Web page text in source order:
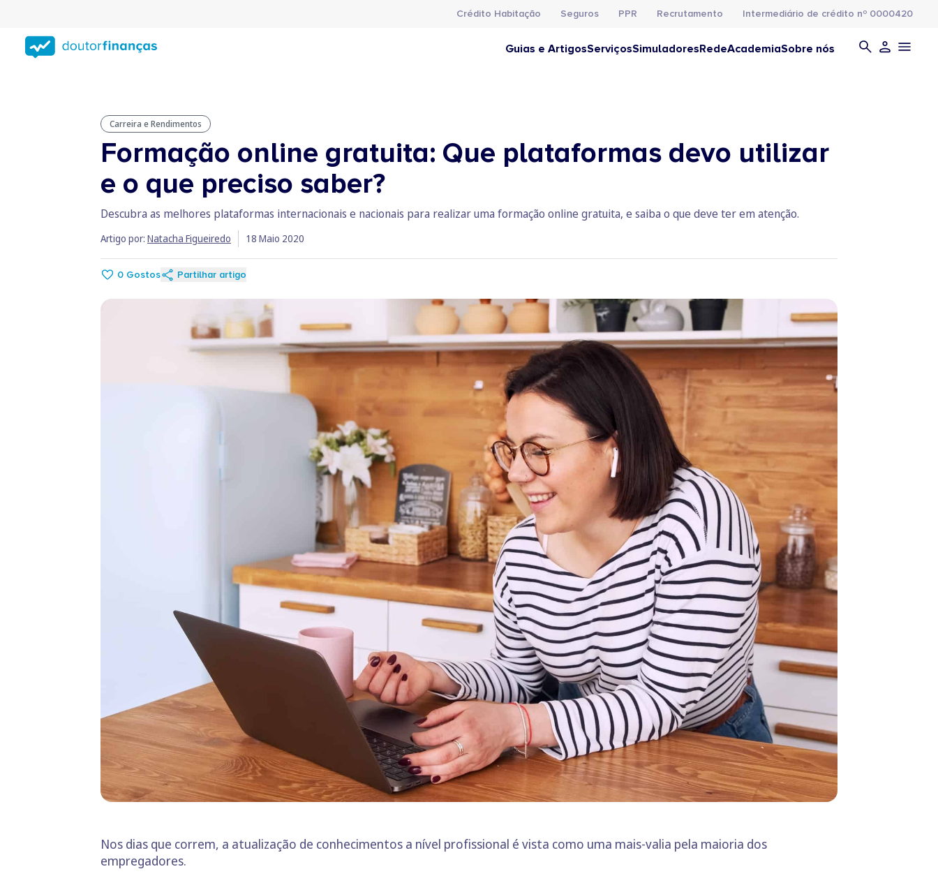
conteúdo
principal
Crédito Habitação Seguros PPR Recrutamento Intermediário de crédito nº 0000420
Guias e ArtigosServiçosSimuladoresRedeAcademiaSobre nós
Carreira e Rendimentos
Formação online gratuita: Que plataformas devo utilizar
e o que preciso saber?
Descubra as melhores plataformas internacionais e nacionais para realizar uma formação online gratuita, e saiba o que deve ter em atenção.
Artigo por: Natacha Figueiredo 18 Maio 2020
0 Gostos Partilhar artigo
Nos dias que correm, a atualização de conhecimentos a nível profissional é vista como uma mais-valia pela maioria dos
empregadores.